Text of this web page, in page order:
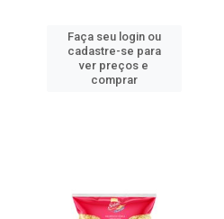
Faça seu login ou
cadastre-se para
ver preços e
comprar